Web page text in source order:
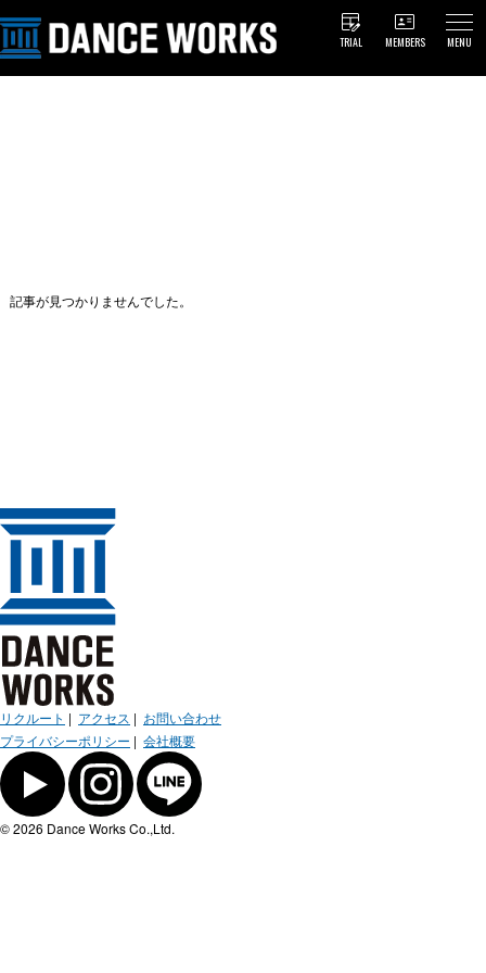
TRIAL MEMBERS MENU
記事が見つかりませんでした。
リクルート | アクセス | お問い合わせ
プライバシーポリシー | 会社概要
© 2026 Dance Works Co.,Ltd.